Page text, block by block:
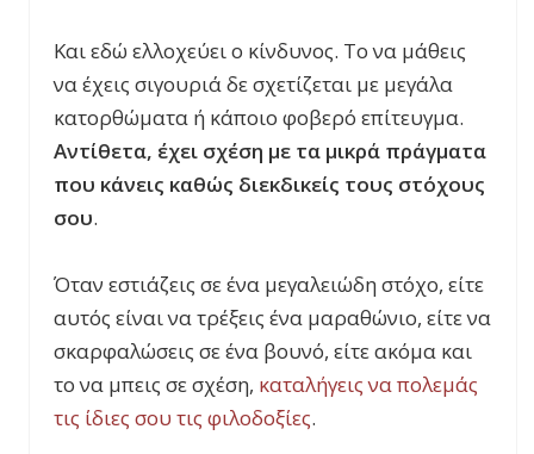
Και εδώ ελλοχεύει ο κίνδυνος. Το να μάθεις
να έχεις σιγουριά δε σχετίζεται με μεγάλα
κατορθώματα ή κάποιο φοβερό επίτευγμα.
Αντίθετα, έχει σχέση με τα μικρά πράγματα
που κάνεις καθώς διεκδικείς τους στόχους
σου.
Όταν εστιάζεις σε ένα μεγαλειώδη στόχο, είτε
αυτός είναι να τρέξεις ένα μαραθώνιο, είτε να
σκαρφαλώσεις σε ένα βουνό, είτε ακόμα και
το να μπεις σε σχέση, καταλήγεις να πολεμάς
τις ίδιες σου τις φιλοδοξίες.